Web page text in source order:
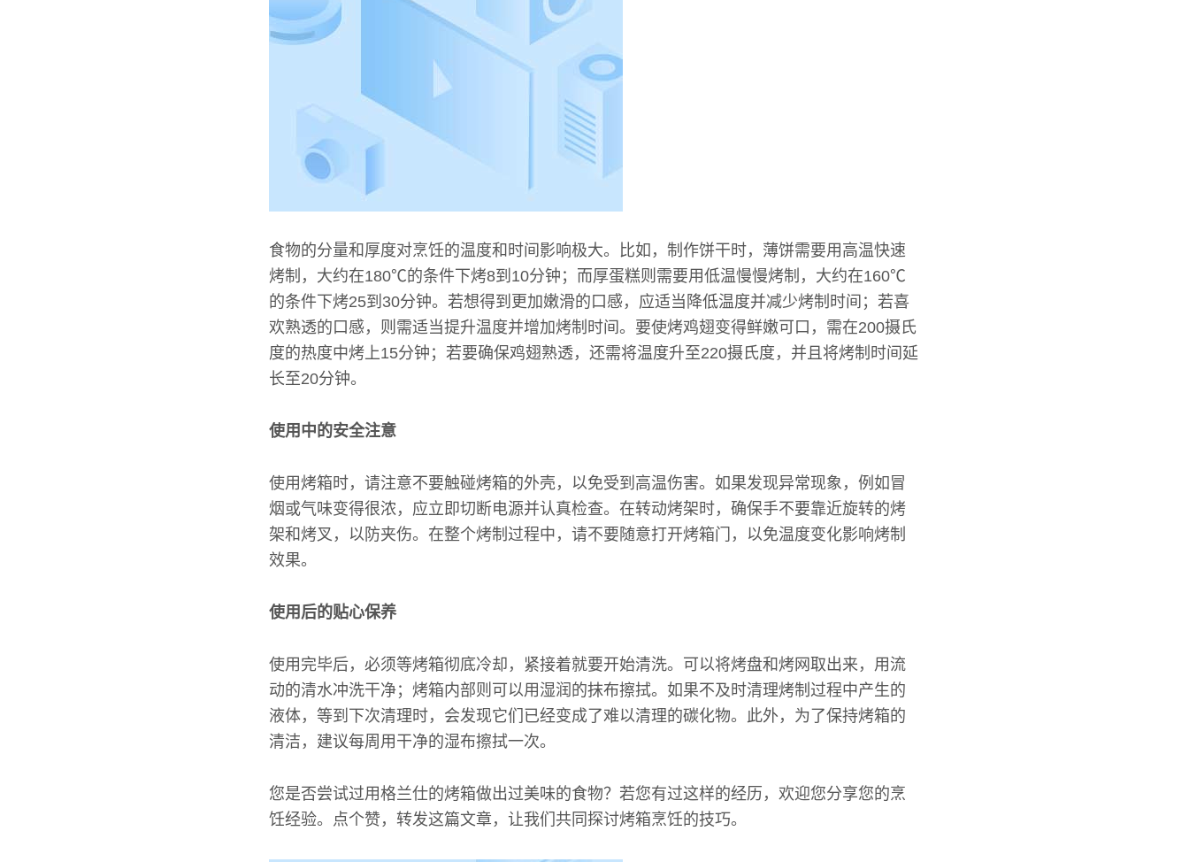
食物的分量和厚度对烹饪的温度和时间影响极大。比如，制作饼干时，薄饼需要用高温快速
烤制，大约在180℃的条件下烤8到10分钟；而厚蛋糕则需要用低温慢慢烤制，大约在160℃
的条件下烤25到30分钟。若想得到更加嫩滑的口感，应适当降低温度并减少烤制时间；若喜
欢熟透的口感，则需适当提升温度并增加烤制时间。要使烤鸡翅变得鲜嫩可口，需在200摄氏
度的热度中烤上15分钟；若要确保鸡翅熟透，还需将温度升至220摄氏度，并且将烤制时间延
长至20分钟。
使用中的安全注意
使用烤箱时，请注意不要触碰烤箱的外壳，以免受到高温伤害。如果发现异常现象，例如冒
烟或气味变得很浓，应立即切断电源并认真检查。在转动烤架时，确保手不要靠近旋转的烤
架和烤叉，以防夹伤。在整个烤制过程中，请不要随意打开烤箱门，以免温度变化影响烤制
效果。
使用后的贴心保养
使用完毕后，必须等烤箱彻底冷却，紧接着就要开始清洗。可以将烤盘和烤网取出来，用流
动的清水冲洗干净；烤箱内部则可以用湿润的抹布擦拭。如果不及时清理烤制过程中产生的
液体，等到下次清理时，会发现它们已经变成了难以清理的碳化物。此外，为了保持烤箱的
清洁，建议每周用干净的湿布擦拭一次。
您是否尝试过用格兰仕的烤箱做出过美味的食物？若您有过这样的经历，欢迎您分享您的烹
饪经验。点个赞，转发这篇文章，让我们共同探讨烤箱烹饪的技巧。